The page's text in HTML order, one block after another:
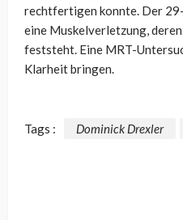
rechtfertigen konnte. Der
eine Muskelverletzung,
feststeht. Eine MRT-
Klarheit bringen.
Tags : Dominick Drexler